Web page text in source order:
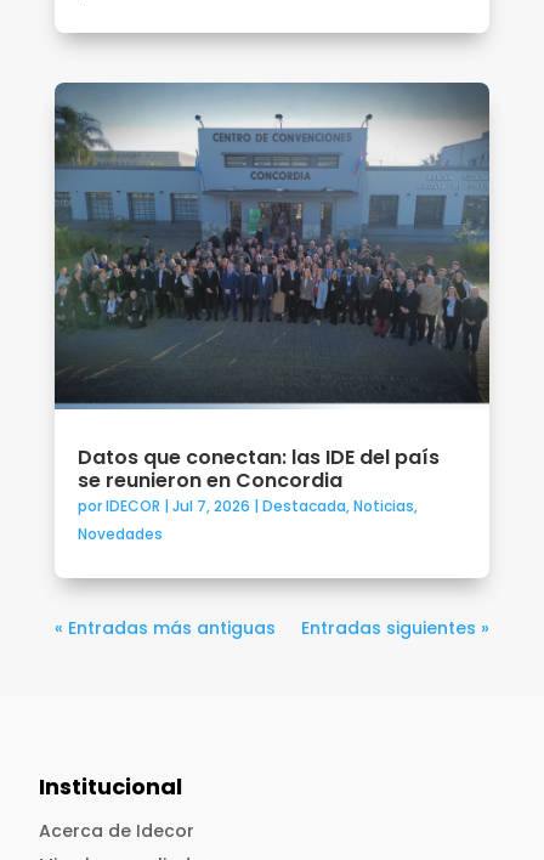
Datos que conectan: las IDE del país
se reunieron en Concordia
porIDECOR | Jul 7, 2026 | Destacada,Noticias,
Novedades
« Entradas más antiguas Entradas siguientes »
Institucional
Acerca de Idecor